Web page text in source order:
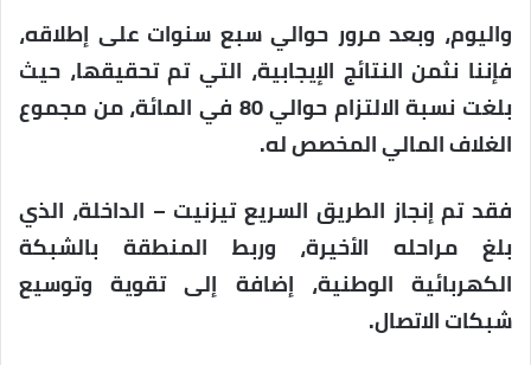
واليوم، وبعد مرور حوالي سبع سنوات على إطلاقه،
فإننا نثمن النتائج الإيجابية، التي تم تحقيقها، حيث
بلغت نسبة الالتزام حوالي 80 في المائة، من مجموع
الغلاف المالي المخصص له.
فقد تم إنجاز الطريق السريع تيزنيت – الداخلة، الذي
بلغ مراحله الأخيرة، وربط المنطقة بالشبكة
الكهربائية الوطنية، إضافة إلى تقوية وتوسيع
شبكات الاتصال.